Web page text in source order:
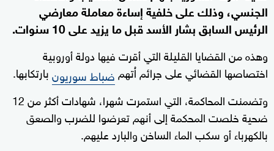
الجنسي، ​وذلك على خلفية إساءة ⁠معاملة معارضي
الرئيس السابق بشار الأسد قبل ما يزيد على 10 سنوات.
وهذه من القضايا القليلة التي أقرت فيها دولة أوروبية
اختصاصها القضائي على جرائم اُتهمضباط سوريونبارتكابها.
وتضمنت ​المحاكمة، التي استمرت شهرا، شهادات أكثر من 12
ضحية خلصت المحكمة إلى أنهم تعرضوا للضرب ‌والصعق
بالكهرباء أو سكب الماء الساخن والبارد عليهم.